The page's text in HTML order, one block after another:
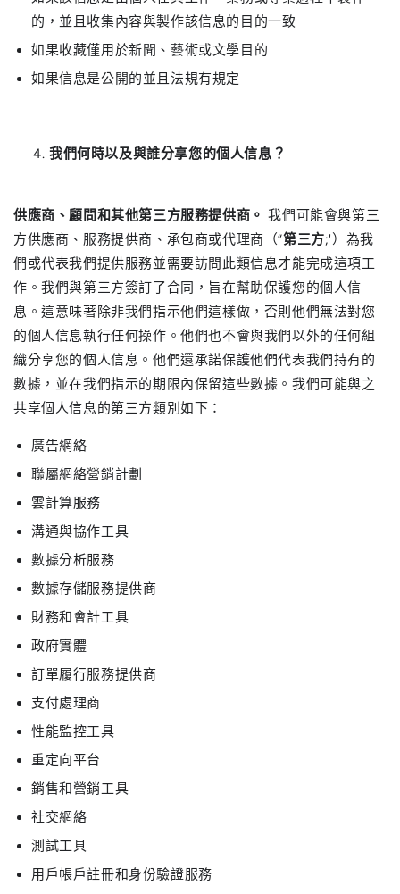
的，並且收集內容與製作該信息的目的一致
如果收藏僅用於新聞、藝術或文學目的
如果信息是公開的並且法規有規定
我們何時以及與誰分享您的個人信息？
供應商、顧問和其他第三方服務提供商。 我們可能會與第三
方供應商、服務提供商、承包商或代理商（“第三方;'）為我
們或代表我們提供服務並需要訪問此類信息才能完成這項工
作。我們與第三方簽訂了合同，旨在幫助保護您的個人信
息。這意味著除非我們指示他們這樣做，否則他們無法對您
的個人信息執行任何操作。他們也不會與我們以外的任何組
織分享您的個人信息。他們還承諾保護他們代表我們持有的
數據，並在我們指示的期限內保留這些數據。我們可能與之
共享個人信息的第三方類別如下：
廣告網絡
聯屬網絡營銷計劃
雲計算服務
溝通與協作工具
數據分析服務
數據存儲服務提供商
財務和會計工具
政府實體
訂單履行服務提供商
支付處理商
性能監控工具
重定向平台
銷售和營銷工具
社交網絡
測試工具
用戶帳戶註冊和身份驗證服務